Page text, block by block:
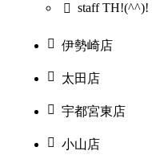
staff TH!(^^)!
伊勢崎店
太田店
宇都宮東店
小山店